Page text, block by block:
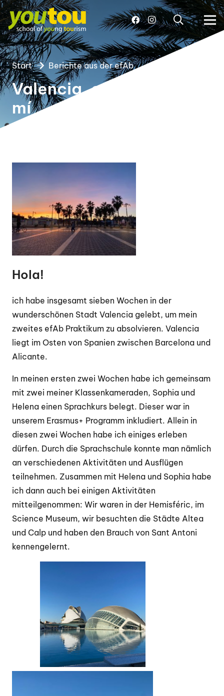
Start Berichte aus der efAb
Valencia, eres parte de
mí
Hola!
ich habe insgesamt sieben Wochen in der
wunderschönen Stadt Valencia gelebt, um mein
zweites efAb Praktikum zu absolvieren. Valencia
liegt im Osten von Spanien zwischen Barcelona und
Alicante.
In meinen ersten zwei Wochen habe ich gemeinsam
mit zwei meiner Klassenkameraden, Sophia und
Helena einen Sprachkurs belegt. Dieser war in
unserem Erasmus+ Programm inkludiert. Allein in
diesen zwei Wochen habe ich einiges erleben
dürfen. Durch die Sprachschule konnte man nämlich
an verschiedenen Aktivitäten und Ausflügen
teilnehmen. Zusammen mit Helena und Sophia habe
ich dann auch bei einigen Aktivitäten
mitteilgenommen: Wir waren in der Hemisféric, im
Science Museum, wir besuchten die Städte Altea
und Calp und haben den Brauch von Sant Antoni
kennengelernt.